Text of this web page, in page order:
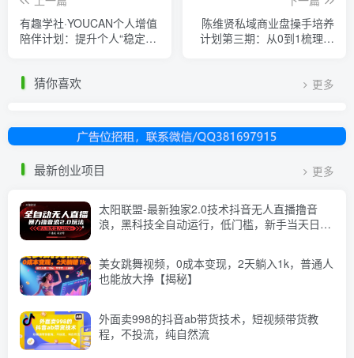
有趣学社·YOUCAN个人增值
陪伴计划：提升个人“稳定可
陈维贤私域商业盘操手培养
计划第三期：从0到1梳理可
猜你喜欢 更多
最新创业项目 更多
太阳联盟-最新独家2.0技术抖音无人直播撸音
浪，黑科技全自动运行，低门槛，新手当天日入
美女跳舞视频，0成本变现，2天躺入1k，普通人
也能放大挣【揭秘】
外面卖998的抖音ab带货技术，短视频带货教
程，不投流，纯自然流